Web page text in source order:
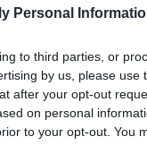
Personal
to third parties, or
by us, please use
after your opt-out
on personal
to your opt-out. You